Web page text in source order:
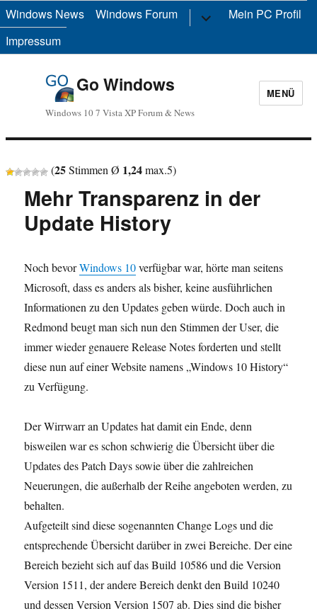
Windows News Windows Forum Untermenü
anzeigen
Mein PC Profil
Impressum
Go Windows
Windows 10 7 Vista XP Forum & News
MENÜ
(25Stimmen Ø 1,24max.5)
Mehr Transparenz in der
Update History
Noch bevorWindows 10verfügbar war, hörte man seitens
Microsoft, dass es anders als bisher, keine ausführlichen
Informationen zu den Updates geben würde. Doch auch in
Redmond beugt man sich nun den Stimmen der User, die
immer wieder genauere Release Notes forderten und stellt
diese nun auf einer Website namens „Windows 10 History“
zu Verfügung.
Der Wirrwarr an Updates hat damit ein Ende, denn
bisweilen war es schon schwierig die Übersicht über die
Updates des Patch Days sowie über die zahlreichen
Neuerungen, die außerhalb der Reihe angeboten werden, zu
behalten.
Aufgeteilt sind diese sogenannten Change Logs und die
entsprechende Übersicht darüber in zwei Bereiche. Der eine
Bereich bezieht sich auf das Build 10586 und die Version
Version 1511, der andere Bereich denkt den Build 10240
und dessen Version Version 1507 ab. Dies sind die bisher